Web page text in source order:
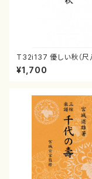
T32i137 優しい秋（尺
山本邦山/尺八/都山式
流公刊楽譜曲番:586
¥1,700